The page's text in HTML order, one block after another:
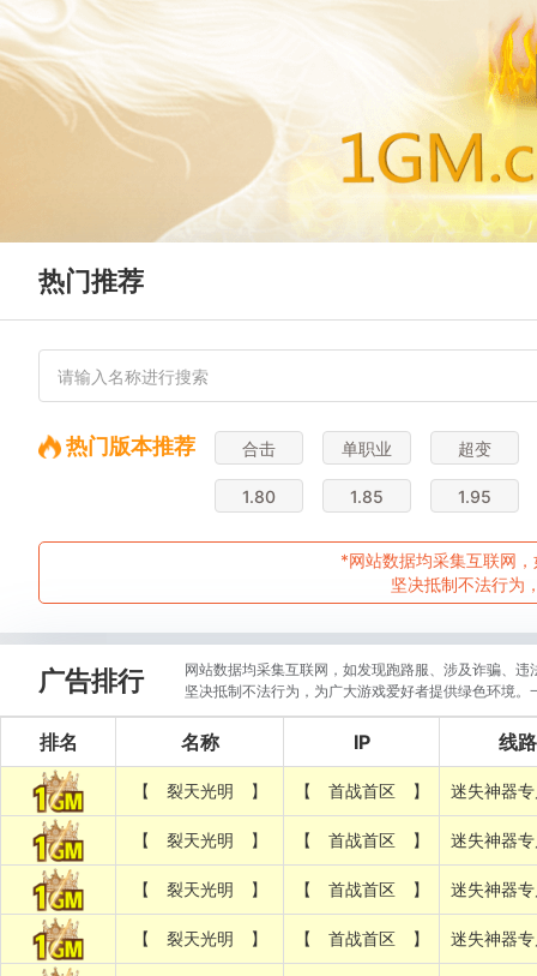
热门推荐
热门版本推荐 合击 单职业 超变
1.80 1.85 1.95
*网站数据均采集互联网
坚决抵制不法行为
广告排行
网站数据均采集互联网，如发现跑路服、涉及诈骗、
坚决抵制不法行为，为广大游戏爱好者提供绿色环境
排名 名称 IP 线路
【 裂天光明 】 【 首战首区 】 迷失神器
【 裂天光明 】 【 首战首区 】 迷失神器
【 裂天光明 】 【 首战首区 】 迷失神器
【 裂天光明 】 【 首战首区 】 迷失神器